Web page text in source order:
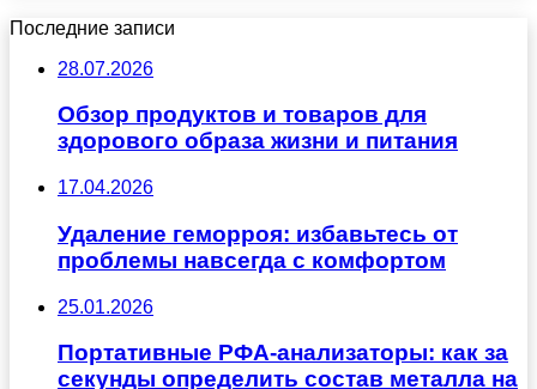
Последние записи
28.07.2026
Обзор продуктов и товаров для
здорового образа жизни и питания
17.04.2026
Удаление геморроя: избавьтесь от
проблемы навсегда с комфортом
25.01.2026
Портативные РФА-анализаторы: как за
секунды определить состав металла на